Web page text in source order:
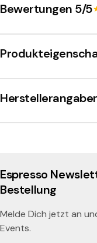
i
o
W
i
die Cappuccinotasse
Bewertungen 5/5
Espresso
Bestellung
Melde Dich jetzt an
Events.